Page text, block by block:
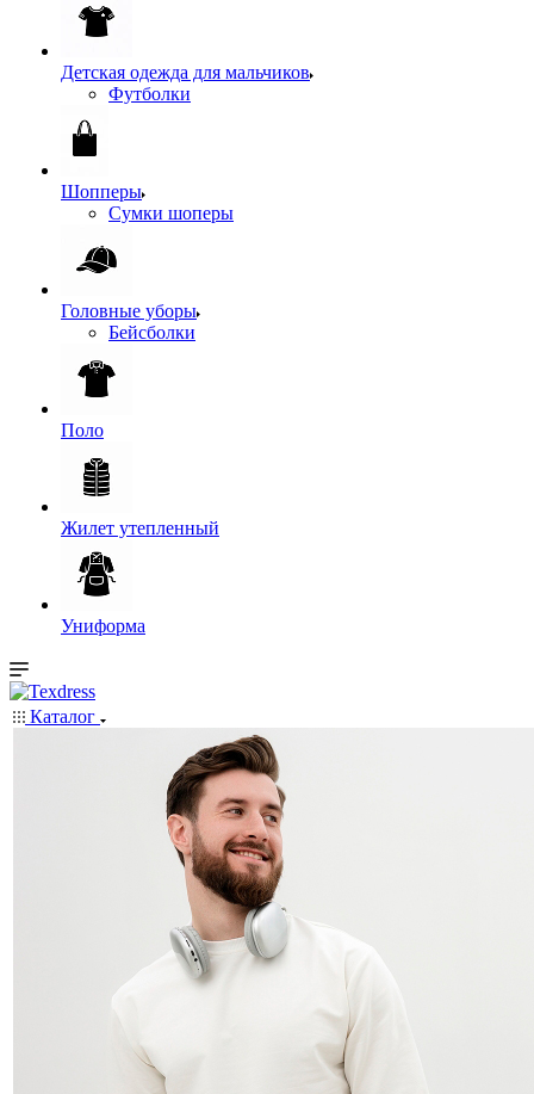
Детская одежда для мальчиков
Футболки
Шопперы
Сумки шоперы
Головные уборы
Бейсболки
Поло
Жилет утепленный
Униформа
Каталог